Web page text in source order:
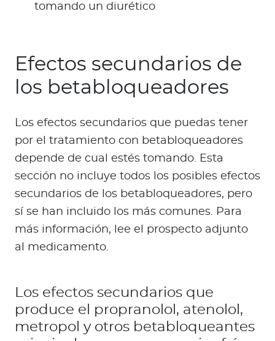
tomando un diurético
Efectos secundarios de
los betabloqueadores
Los efectos secundarios que puedas tener
por el tratamiento con betabloqueadores
depende de cual estés tomando. Esta
sección no incluye todos los posibles efectos
secundarios de los betabloqueadores, pero
sí se han incluido los más comunes. Para
más información, lee el prospecto adjunto
al medicamento.
Los efectos secundarios que
produce el propranolol, atenolol,
metropol y otros betabloqueantes